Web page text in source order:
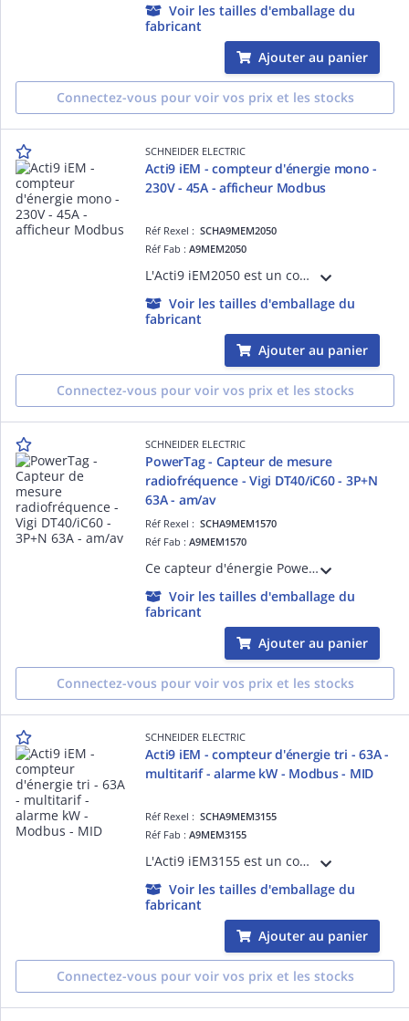
Voir les tailles d'emballage du
fabricant
Ajouter au panier
Connectez-vous pour voir vos prix et les stocks
SCHNEIDER ELECTRIC
Acti9 iEM - compteur d'énergie mono -
230V - 45A - afficheur Modbus
Réf Rexel :SCHA9MEM2050
Réf Fab :A9MEM2050
L'Acti9 iEM2050 est un compteur d'énergie monophasé 45A doté d'un afficheur LCD Modbus. Un voyant LED permet également la visualisation de l'état de comptage et de l'activité de l'appareil.
Voir les tailles d'emballage du
fabricant
Ajouter au panier
Connectez-vous pour voir vos prix et les stocks
SCHNEIDER ELECTRIC
PowerTag - Capteur de mesure
radiofréquence - Vigi DT40/iC60 - 3P+N
63A - am/av
Réf Rexel :SCHA9MEM1570
Réf Fab :A9MEM1570
Ce capteur d'énergie PowerTag Energy est un périphérique sans fil monté en amont ou aval sur un disjoncteur et connecté à Acti9 Smartlink via la com. sans fil. Ce dispositif radiofréquence 63A pour Vigi iDT40/iC60 3P+N est auto-alimenté.
Voir les tailles d'emballage du
fabricant
Ajouter au panier
Connectez-vous pour voir vos prix et les stocks
SCHNEIDER ELECTRIC
Acti9 iEM - compteur d'énergie tri - 63A -
multitarif - alarme kW - Modbus - MID
Réf Rexel :SCHA9MEM3155
Réf Fab :A9MEM3155
L'Acti9 iEM3155 est un compteur d'énergie électrique triphasé active 63A doté d'un afficheur LCD pour la consommation d'énergie avec LED de signalisation. Dispositif certifié MID avec port de com. Mbus. Installation multitarif.
Voir les tailles d'emballage du
fabricant
Ajouter au panier
Connectez-vous pour voir vos prix et les stocks